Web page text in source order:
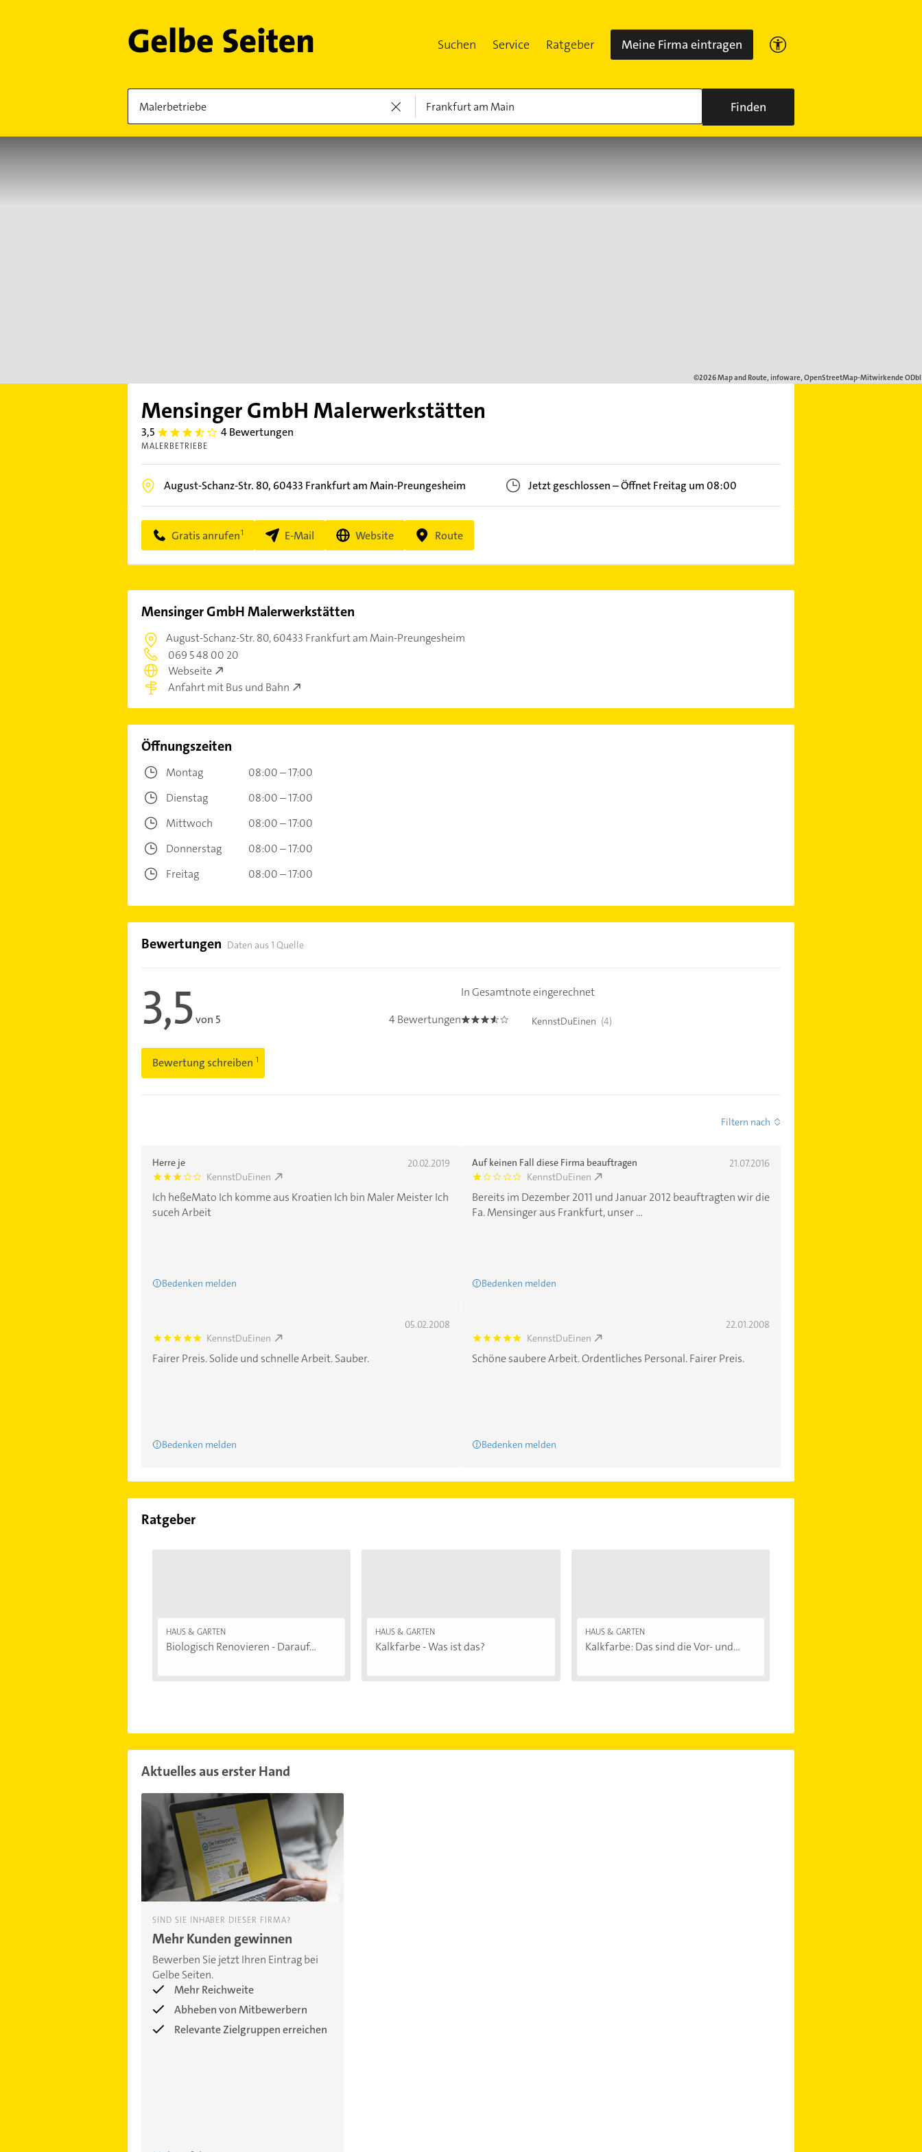
Suchen Service Ratgeber Meine Firma eintragen
Finden
Mensinger GmbH Malerwerkstätten
3,5 3.5 4 Bewertungen
MALERBETRIEBE
August-Schanz-Str. 80, 60433 Frankfurt am Main-Preungesheim Jetzt geschlossen–Öffnet Freitag um 08:00
Gratis anrufen E-Mail Website Route
Mensinger GmbH Malerwerkstätten
August-Schanz-Str. 80,60433 Frankfurt am Main-Preungesheim
069 5 48 00 20
Webseite
Anfahrt mit Bus und Bahn
Öffnungszeiten
Montag
08:00 – 17:00
Dienstag
08:00 – 17:00
Mittwoch
08:00 – 17:00
Donnerstag
08:00 – 17:00
Freitag
08:00 – 17:00
Bewertungen Daten aus 1 Quelle
3,5von 5 4 Bewertungen
Bewertung schreiben
In Gesamtnote eingerechnet
3.5 KennstDuEinen (4)
Filtern nach
Herre je 20.02.2019
3.0 KennstDuEinen
Ich heßeMato Ich komme aus Kroatien Ich bin Maler Meister Ich
suceh Arbeit
Bedenken melden
Auf keinen Fall diese Firma beauftragen 21.07.2016
1.0 KennstDuEinen
Bereits im Dezember 2011 und Januar 2012 beauftragten wir die
Fa. Mensinger aus Frankfurt, unser ...
Bedenken melden
05.02.2008
5.0 KennstDuEinen
Fairer Preis. Solide und schnelle Arbeit. Sauber.
Bedenken melden
22.01.2008
5.0 KennstDuEinen
Schöne saubere Arbeit. Ordentliches Personal. Fairer Preis.
Bedenken melden
Ratgeber
HAUS & GARTEN
Biologisch Renovieren - Darauf...
HAUS & GARTEN
Kalkfarbe - Was ist das?
HAUS & GARTEN
Kalkfarbe: Das sind die Vor- und...
Aktuelles aus erster Hand
SIND SIE INHABER DIESER FIRMA?
Mehr Kunden gewinnen
Bewerben Sie jetzt Ihren Eintrag bei
Gelbe Seiten.
Mehr Reichweite
Abheben von Mitbewerbern
Relevante Zielgruppen erreichen